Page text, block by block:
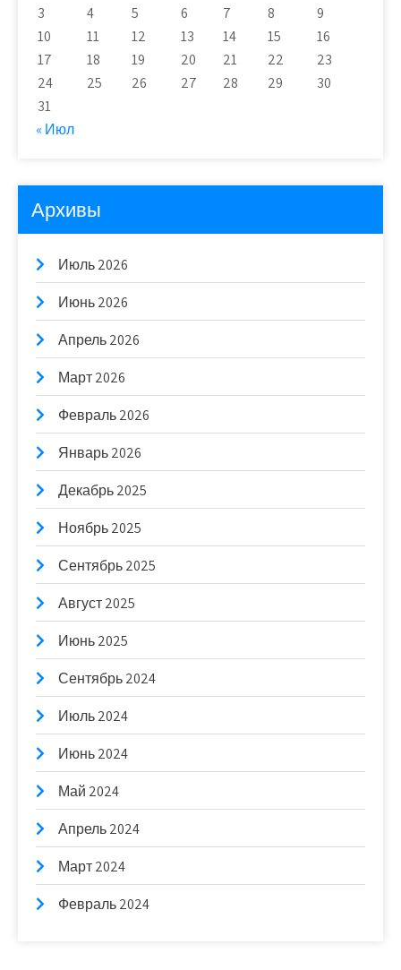
3
4 5 6 7 8
9
10
11 12 13 14 15
16
17
18 19 20 21 22
23
24
25 26 27 28 29
30
31
« Июл
Архивы
Июль 2026
Июнь 2026
Апрель 2026
Март 2026
Февраль 2026
Январь 2026
Декабрь 2025
Ноябрь 2025
Сентябрь 2025
Август 2025
Июнь 2025
Сентябрь 2024
Июль 2024
Июнь 2024
Май 2024
Апрель 2024
Март 2024
Февраль 2024